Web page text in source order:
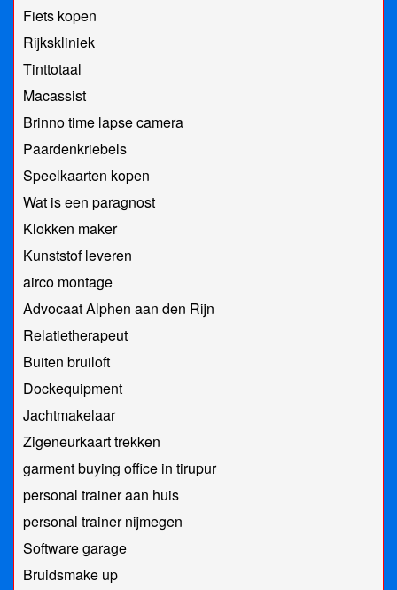
Fiets kopen
Rijkskliniek
Tinttotaal
Macassist
Brinno time lapse camera
Paardenkriebels
Speelkaarten kopen
Wat is een paragnost
Klokken maker
Kunststof leveren
airco montage
Advocaat Alphen aan den Rijn
Relatietherapeut
Buiten bruiloft
Dockequipment
Jachtmakelaar
Zigeneurkaart trekken
garment buying office in tirupur
personal trainer aan huis
personal trainer nijmegen
Software garage
Bruidsmake up